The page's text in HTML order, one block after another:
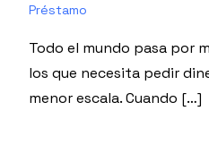
Préstamo
Todo el mundo pasa por
los que necesita pedir
menor escala. Cuando […]